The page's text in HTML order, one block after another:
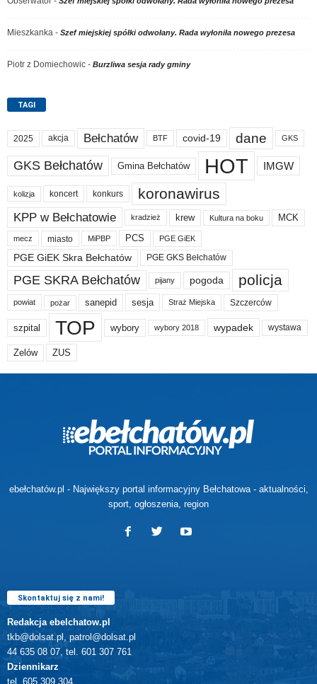
Mieszkanka - Szef miejskiej spółki odwołany. Rada wyłoniła nowego prezesa
Piotr z Domiechowic - Burzliwa sesja rady gminy
TAGI
2025 akcja Bełchatów BTF covid-19 dane GKS
GKS Bełchatów Gmina Bełchatów HOT IMGW
kolizja koncert konkurs koronawirus
KPP w Bełchatowie kradzież krew Kultura na boku MCK
mecz miasto MiPBP PCS PGE GiEK
PGE GiEK Skra Bełchatów PGE GKS Bełchatów
PGE SKRA Bełchatów pijany pogoda policja
powiat pożar sanepid sesja Straż Miejska Szczerców
szpital TOP wybory wybory 2018 wypadek wystawa
Zelów ZUS
ebełchatów.pl - Największy portal informacyjny Bełchatowa - aktualności,
sport, ogłoszenia, region
Skontaktuj się z nami!
Redakcja ebelchatow.pl
tkb@dolsat.pl, patrol@dolsat.pl
44 635 08 07, tel. 601 307 761
Dziennikarz
tel. 605 309 304